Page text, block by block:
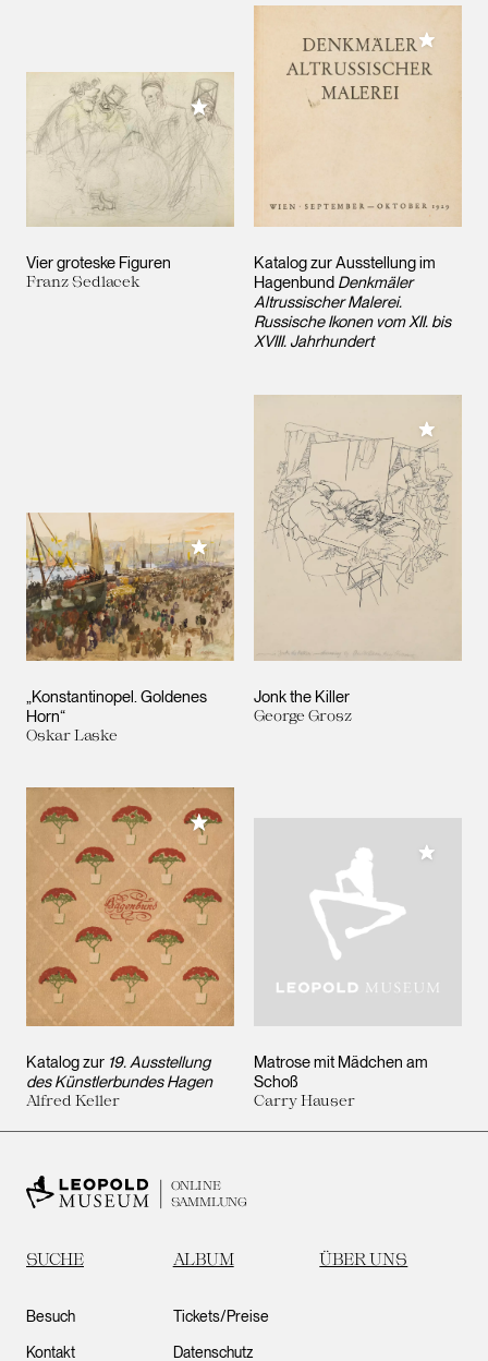
Vier groteske Figuren
Franz Sedlacek
Meiner Sammlung hinzufügen
Katalog zur Ausstellung im
Hagenbund Denkmäler
Altrussischer Malerei.
Russische Ikonen vom XII. bis
XVIII. Jahrhundert
Meiner
„Konstantinopel. Goldenes
Horn“
Oskar Laske
Meiner Sammlung hinzufügen
Jonk the Killer
George Grosz
Meiner
Katalog zur 19. Ausstellung
des Künstlerbundes Hagen
Alfred Keller
Meiner Sammlung hinzufügen
Matrose mit Mädchen am
Schoß
Carry Hauser
Meiner
ONLINE
SAMMLUNG
SUCHE ALBUM ÜBER UNS
Besuch
Kontakt
Tickets/Preise
Datenschutz